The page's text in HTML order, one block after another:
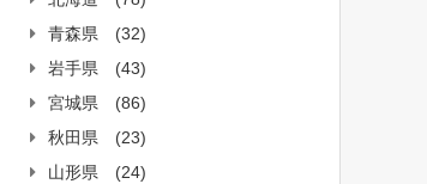
青森県
(32)
岩手県
(43)
宮城県
(86)
秋田県
(23)
山形県
(24)